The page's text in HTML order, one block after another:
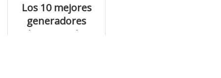
Los 10 mejores
generadores
electrico eolico